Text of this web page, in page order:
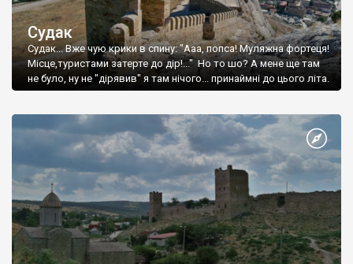
Судак
Судак... Вже чую крики в спину: "Ааа, попса! Муляжна фортеця!
Місце,туристами затерте до дір!..." Но то шо? А мене ще там
не було, ну не "дірявив" я там нічого... принаймні до цього літа.